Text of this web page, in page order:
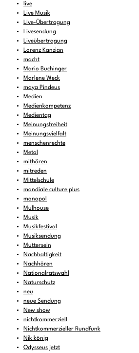
live
Live Musik
Live-Übertragung
Livesendung
Liveübertragung
Lorenz Kanzian
macht
Mario Buchinger
Marlene Weck
maya Pindeus
Medien
Medienkompetenz
Medientag
Meinungsfreiheit
Meinungsvielfalt
menschenrechte
Metal
mithören
mitreden
Mittelschule
mondiale culture plus
monopol
Mulhouse
Musik
Musikfestival
Musiksendung
Muttersein
Nachhaltigkeit
Nachhören
Nationalratswahl
Naturschutz
neu
neue Sendung
New show
nichtkommerziell
Nichtkommerzieller Rundfunk
Nik könig
Odysseus jetzt